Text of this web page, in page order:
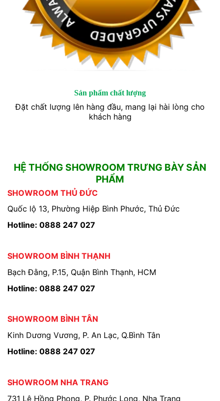
Sản phẩm chất lượng
Đặt chất lượng lên hàng đầu, mang lại hài lòng cho
khách hàng
HỆ THỐNG SHOWROOM TRƯNG BÀY SẢN
PHẨM
SHOWROOM THỦ ĐỨC
Quốc lộ 13, Phường Hiệp Bình Phước, Thủ Đức
Hotline: 0888 247 027
SHOWROOM BÌNH THẠNH
Bạch Đằng, P.15, Quận Bình Thạnh, HCM
Hotline: 0888 247 027
SHOWROOM BÌNH TÂN
Kinh Dương Vương, P. An Lạc, Q.Bình Tân
Hotline: 0888 247 027
SHOWROOM NHA TRANG
731 Lê Hồng Phong, P. Phước Long, Nha Trang